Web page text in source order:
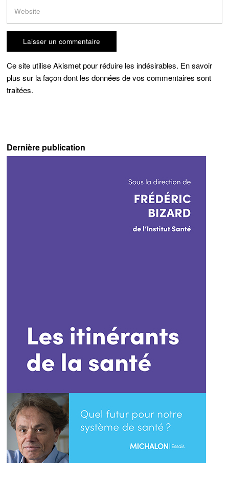
Ce site utilise Akismet pour réduire les indésirables. En savoir
plus sur la façon dont les données de vos commentaires sont
traitées.
Dernière publication